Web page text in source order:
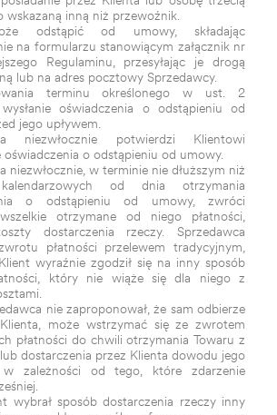
wskazaną inną niż przewoźnik.
odstąpić od umowy, składając
na formularzu stanowiącym załącznik nr
Regulaminu, przesyłając je drogą
lub na adres pocztowy Sprzedawcy.
terminu określonego w ust. 2
oświadczenia o odstąpieniu od
jego upływem.
niezwłocznie potwierdzi Klientowi
o odstąpieniu od umowy.
niezwłocznie, w terminie nie dłuższym niż
od dnia otrzymania
o odstąpieniu od umowy, zwróci
otrzymane od niego płatności,
dostarczenia rzeczy. Sprzedawca
płatności przelewem tradycyjnym,
wyraźnie zgodził się na inny sposób
który nie wiąże się dla niego z
nie zaproponował, że sam odbierze
może wstrzymać się ze zwrotem
płatności do chwili otrzymania Towaru z
dostarczenia przez Klienta dowodu jego
w zależności od tego, które zdarzenie
wybrał sposób dostarczenia rzeczy inny